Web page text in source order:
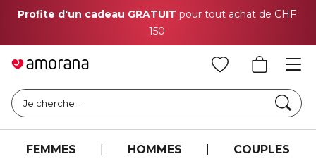
Profite d'un cadeau GRATUIT pour tout achat de CHF
150
Je cherche ..
FEMMES HOMMES COUPLES